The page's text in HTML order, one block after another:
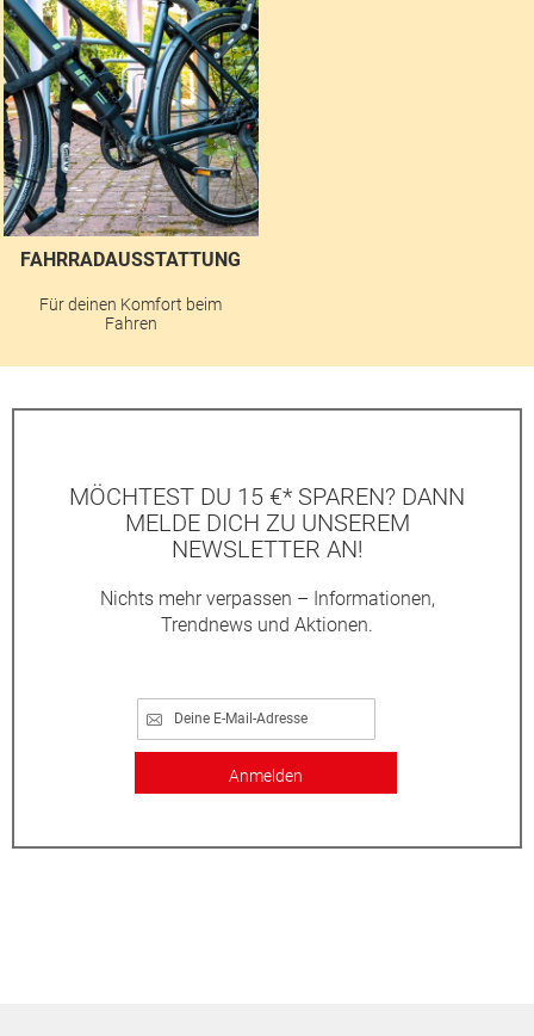
FAHRRADAUSSTATTUNG
Für deinen Komfort beim
Fahren
MÖCHTEST DU 15 €* SPAREN? DANN
MELDE DICH ZU UNSEREM
NEWSLETTER AN!
Nichts mehr verpassen – Informationen,
Trendnews und Aktionen.
Anmelden